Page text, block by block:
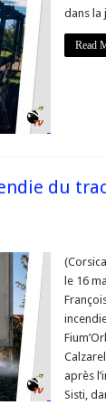
dans la
Read
du
»
le 16
après
Sisti,